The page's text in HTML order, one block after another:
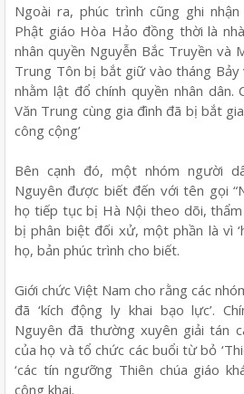
Ngoài ra, phúc trình cũng ghi
Phật giáo Hòa Hảo đồng thời là
nhân quyền Nguyễn Bắc Truyền và
Trung Tôn bị bắt giữ vào tháng Bảy
nhằm lật đổ chính quyền nhân dân.
Văn Trung cùng gia đình đã bị bắt
công cộng’
Bên cạnh đó, một nhóm người
Nguyên được biết đến với tên gọi
họ tiếp tục bị Hà Nội theo dõi,
bị phân biệt đối xử, một phần là vì
họ, bản phúc trình cho biết.
Giới chức Việt Nam cho rằng các
đã ‘kích động ly khai bạo lực’.
Nguyên đã thường xuyên giải tán
của họ và tổ chức các buổi từ bỏ
‘các tín ngưỡng Thiên chúa giáo
công khai.